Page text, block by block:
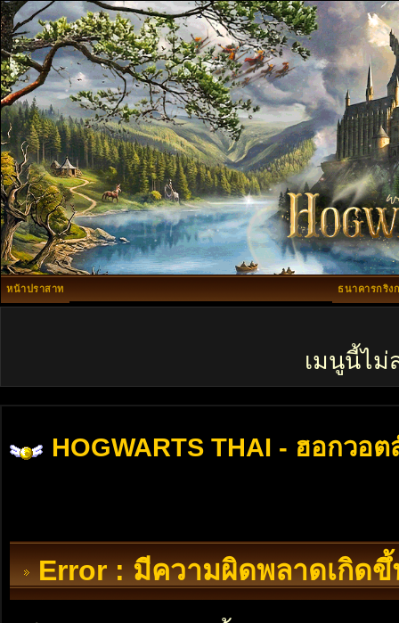
หน้าปราสาท ธนาคารกริง
เมนูนี้ไม่
HOGWARTS THAI - ฮอกวอต
Error : มีความผิดพลาดเกิดขึ้